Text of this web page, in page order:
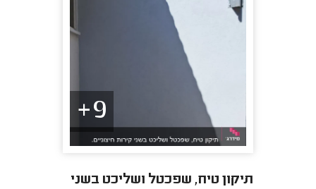
9+
תיקון טיח, שפכטל ושליכט בשני